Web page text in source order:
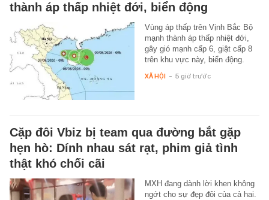
thành áp thấp nhiệt đới, biển động
Vùng áp thấp trên Vịnh Bắc Bộ
mạnh thành áp thấp nhiệt đới,
gây gió mạnh cấp 6, giật cấp 8
trên khu vực này, biển động.
XÃ HỘI - 5 giờ trước
Cặp đôi Vbiz bị team qua đường bắt gặp
hẹn hò: Dính nhau sát rạt, phim giả tình
thật khó chối cãi
MXH đang dành lời khen không
ngớt cho sự đẹp đôi của cả hai.